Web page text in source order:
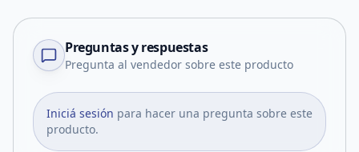
Preguntas y respuestas
Pregunta al vendedor sobre este producto
Iniciá sesión para hacer una pregunta sobre este
producto.